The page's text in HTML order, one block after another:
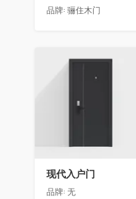
品牌: 骊住木门
收藏
现代入户门
品牌: 无